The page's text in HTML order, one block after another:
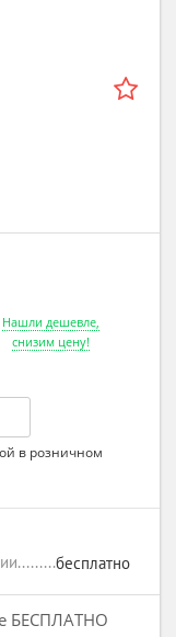
Нашли дешевле,
снизим цену!
в розничном
бесплатно
БЕСПЛАТНО